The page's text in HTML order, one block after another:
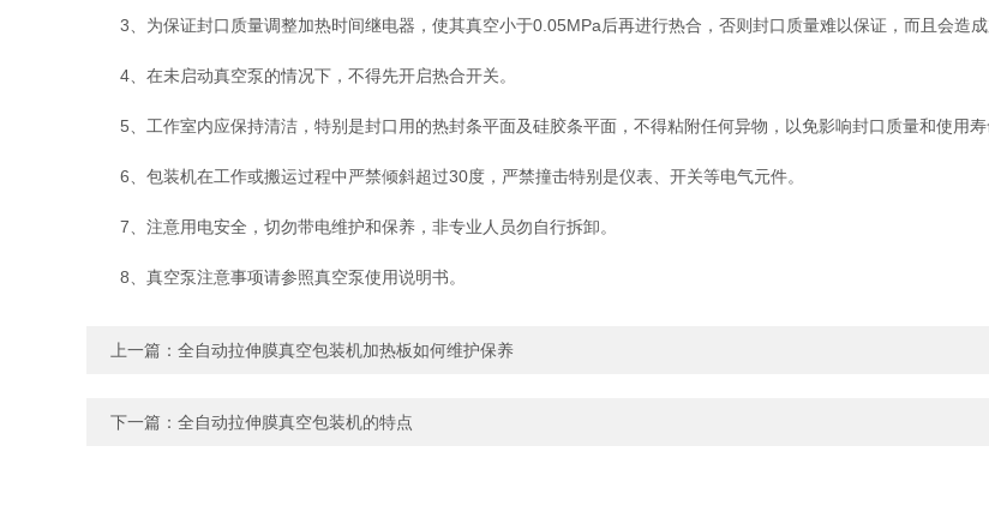
3、为保证封口质量调整加热时间继电器，使其真空小于0.05MPa后再进行热合，否则封口质量难以保证，而且会造成
4、在未启动真空泵的情况下，不得先开启热合开关。
5、工作室内应保持清洁，特别是封口用的热封条平面及硅胶条平面，不得粘附任何异物，以免影响封口质量和使用寿
6、包装机在工作或搬运过程中严禁倾斜超过30度，严禁撞击特别是仪表、开关等电气元件。
7、注意用电安全，切勿带电维护和保养，非专业人员勿自行拆卸。
8、真空泵注意事项请参照真空泵使用说明书。
上一篇： 全自动拉伸膜真空包装机加热板如何维护保养
下一篇： 全自动拉伸膜真空包装机的特点